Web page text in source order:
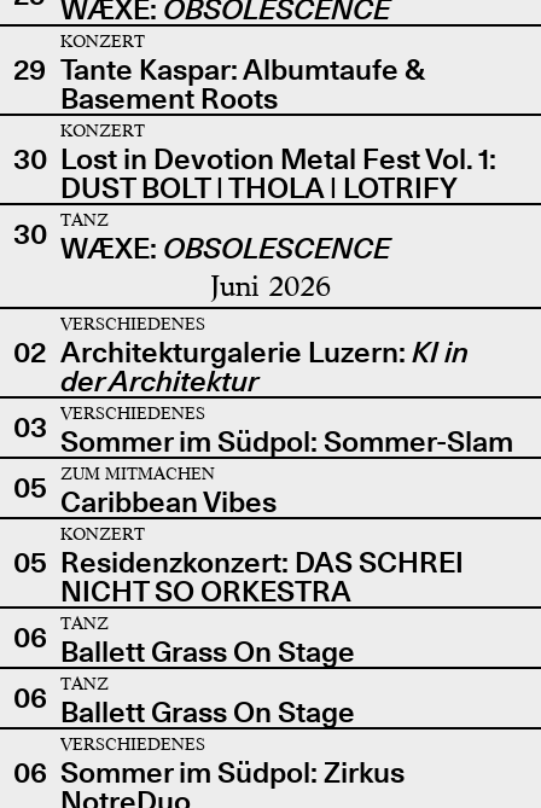
WÆXE: OBSOLESCENCE
29
KONZERT
Tante Kaspar: Albumtaufe &
Basement Roots
30
KONZERT
Lost in Devotion Metal Fest Vol. 1:
DUST BOLT | THOLA | LOTRIFY
30
TANZ
WÆXE: OBSOLESCENCE
Juni 2026
02
VERSCHIEDENES
Architekturgalerie Luzern: KI in
der Architektur
03
VERSCHIEDENES
Sommer im Südpol: Sommer-Slam
05
ZUM MITMACHEN
Caribbean Vibes
05
KONZERT
Residenzkonzert: DAS SCHREI
NICHT SO ORKESTRA
06
TANZ
Ballett Grass On Stage
06
TANZ
Ballett Grass On Stage
06
VERSCHIEDENES
Sommer im Südpol: Zirkus